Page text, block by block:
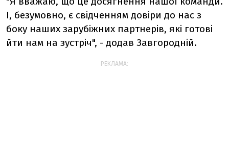
І, безумовно, є свідченням довіри до нас з
боку наших зарубіжних партнерів, які готові
йти нам на зустріч", - додав Завгородній.
РЕКЛАМА: